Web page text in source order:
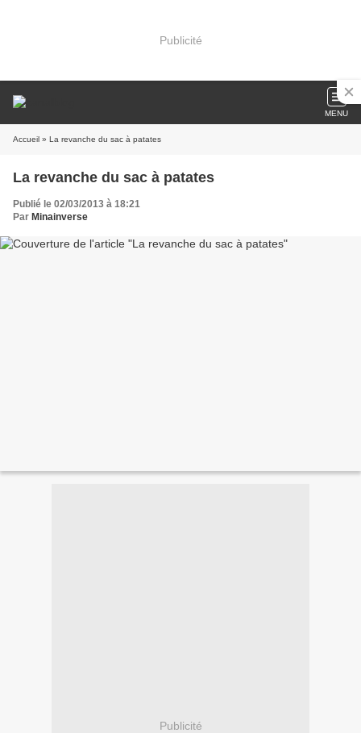
Publicité
MENU
Accueil » La revanche du sac à patates
La revanche du sac à patates
Publié le 02/03/2013 à 18:21
Par Minainverse
Publicité